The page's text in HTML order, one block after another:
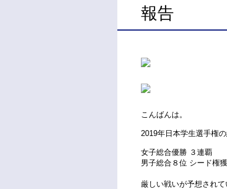
報告
こんばんは。
2019年日本学生選手権
女子総合優勝 ３連覇
男子総合８位 シード権
厳しい戦いが予想され